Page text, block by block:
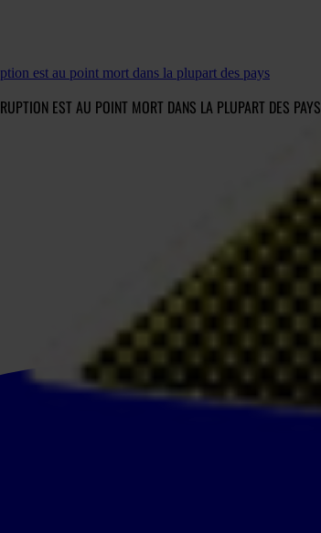
est au point mort dans la plupart des pays
EST AU POINT MORT DANS LA PLUPART DES PAYS